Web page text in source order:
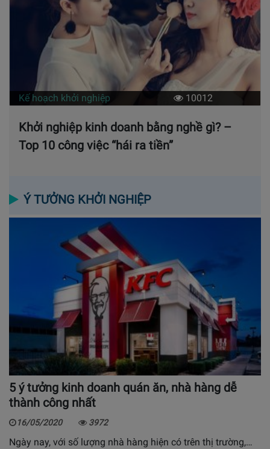
Kế hoạch khởi nghiệp 10012
Khởi nghiệp kinh doanh bằng nghề gì? –
Top 10 công việc “hái ra tiền”
Ý TƯỞNG KHỞI NGHIỆP
5 ý tưởng kinh doanh quán ăn, nhà hàng dễ
thành công nhất
16/05/2020 3972
Ngày nay, với số lượng nhà hàng hiện có trên thị trường,…